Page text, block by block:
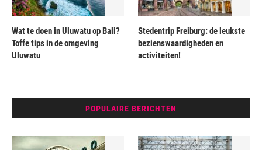
Wat te doen in Uluwatu op Bali?
Toffe tips in de omgeving
Uluwatu
Stedentrip Freiburg: de leukste
bezienswaardigheden en
activiteiten!
POPULAIRE BERICHTEN